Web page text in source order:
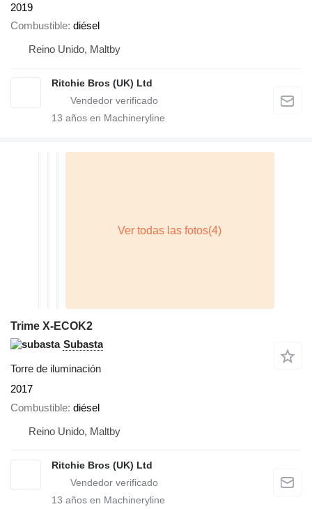
2019
Combustible diésel
Reino Unido, Maltby
Ritchie Bros (UK) Ltd
13 años en Machineryline
Trime X-ECOK2
Subasta
Torre de iluminación
2017
Combustible diésel
Reino Unido, Maltby
Ritchie Bros (UK) Ltd
13 años en Machineryline